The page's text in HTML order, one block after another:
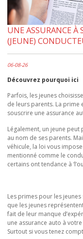
UNE ASSURANCE À
(JEUNE)
06-08-26
Découvrez pourquoi ici
​Parfois, les jeunes
de leurs parents. La prime
souscrire une assurance
Légalement, un jeune
au nom de ses parents.
véhicule, la loi vous
mentionné comme le
certains ont tendance à
Les primes pour les
que les jeunes
fait de leur manque
une assurance auto à
Surtout si vous tenez